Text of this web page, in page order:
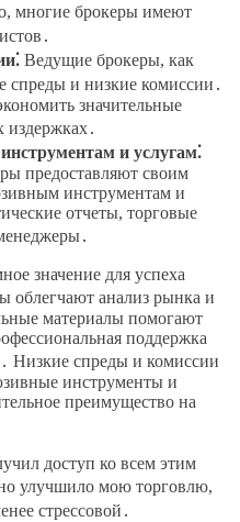
многие брокеры имеют
Ведущие брокеры, как
спреды и низкие комиссии․
значительные
и услугам⁚
предоставляют своим
инструментам и
отчеты, торговые
значение для успеха
облегчают анализ рынка и
материалы помогают
поддержка
Низкие спреды и комиссии
инструменты и
преимущество на
доступ ко всем этим
улучшило мою торговлю,
стрессовой․